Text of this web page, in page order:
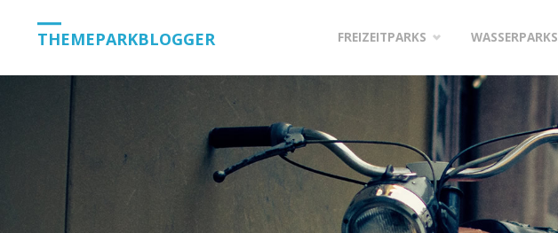
THEMEPARKBLOGGER
content
FREIZEITPARKS WASSERPARKS